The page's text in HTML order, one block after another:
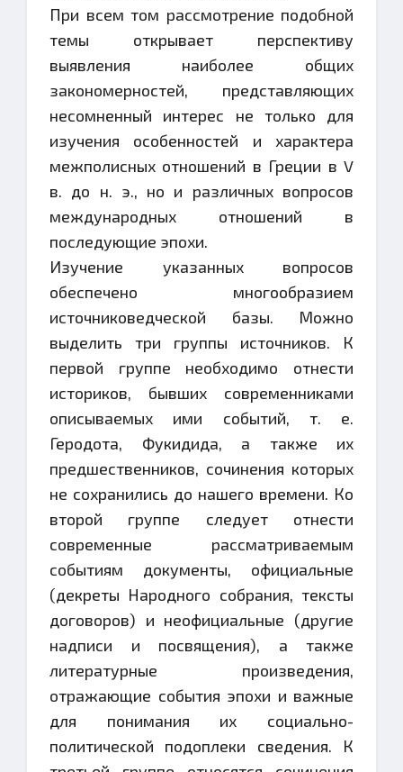
При всем том рассмотрение подобной
темы открывает перспективу
выявления наиболее общих
закономерностей, представляющих
несомненный интерес не только для
изучения особенностей и характера
межполисных отношений в Греции в V
в. до н. э., но и различных вопросов
международных отношений в
последующие эпохи.
Изучение указанных вопросов
обеспечено многообразием
источниковедческой базы. Можно
выделить три группы источников. К
первой группе необходимо отнести
историков, бывших современниками
описываемых ими событий, т. е.
Геродота, Фукидида, а также их
предшественников, сочинения которых
не сохранились до нашего времени. Ко
второй группе следует отнести
современные рассматриваемым
событиям документы, официальные
(декреты Народного собрания, тексты
договоров) и неофициальные (другие
надписи и посвящения), а также
литературные произведения,
отражающие события эпохи и важные
для понимания их социально-
политической подоплеки сведения. К